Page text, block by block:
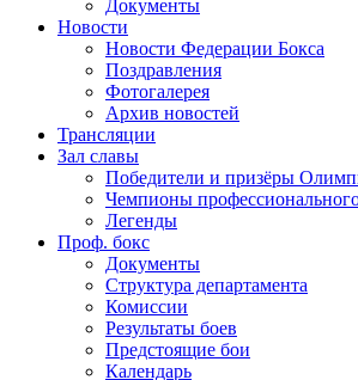
Документы
Новости
Новости Федерации Бокса
Поздравления
Фотогалерея
Архив новостей
Трансляции
Зал славы
Победители и призёры
Чемпионы
Легенды
Проф. бокс
Документы
Структура департамента
Комиссии
Результаты боев
Предстоящие бои
Календарь